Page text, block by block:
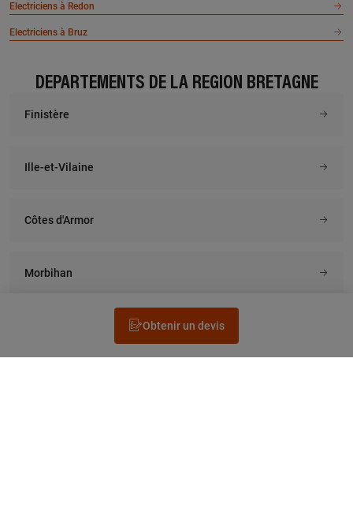
Obtenir un devis
Electriciens à Redon
Electriciens à Bruz
DÉPARTEMENTS DE LA RÉGION BRETAGNE
Finistère
Ille-et-Vilaine
Côtes d'Armor
Morbihan